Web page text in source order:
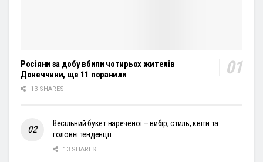
Росіяни за добу вбили чотирьох жителів
Донеччини, ще 11 поранили
13 SHARES
Весільний букет нареченої – вибір, стиль, квіти та
головні тенденції
13 SHARES